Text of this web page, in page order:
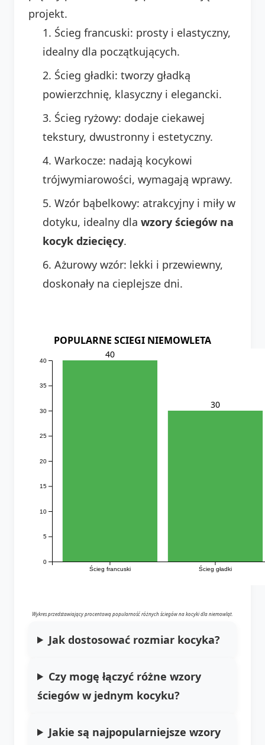
projekt.
Ścieg francuski: prosty i elastyczny,
idealny dla początkujących.
Ścieg gładki: tworzy gładką
powierzchnię, klasyczny i elegancki.
Ścieg ryżowy: dodaje ciekawej
tekstury, dwustronny i estetyczny.
Warkocze: nadają kocykowi
trójwymiarowości, wymagają wprawy.
Wzór bąbelkowy: atrakcyjny i miły w
dotyku, idealny dla wzory ściegów na
kocyk dziecięcy.
Ażurowy wzór: lekki i przewiewny,
doskonały na cieplejsze dni.
POPULARNE SCIEGI NIEMOWLETA
Ścieg francuski Ścieg gładki
0
5
10
15
20
25
30
35
40
40
30
Wykres przedstawiający procentową popularność różnych ściegów na kocyki dla niemowląt.
Jak dostosować rozmiar kocyka?
Czy mogę łączyć różne wzory
ściegów w jednym kocyku?
Jakie są najpopularniejsze wzory